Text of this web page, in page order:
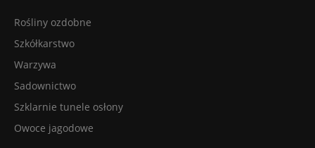
Rośliny ozdobne
Szkółkarstwo
Warzywa
Sadownictwo
Szklarnie tunele osłony
Owoce jagodowe